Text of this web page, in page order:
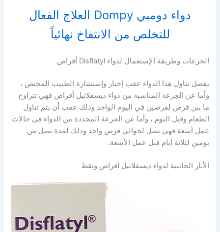
دواء دومبي Dompy العلاج الفعال
للتخلص من الانتفاخ نهائياً
الجرعات وطريقة الإستعمال لدواء Disflatyl أقراص
يفضل تناول هذا الدواء عقب إخبار وإستشارة الطبيب المختص ،
وأما عن الجرعة المناسبة من دواء ديسفلاتيل أقراص فهي تتراوح
ما بين قرص لقرصين في اليوم الواحد وذلك عقب أن يتم تناول
الطعام وقبل النوم ، وأما عن الجرعة المحددة من الدواء في حالات
عمل أشعة فهي تصل لحوالي قرص واحد وذلك لمدة تصل من
يومين لثلاثة أيام قبل عمل الأشعة.
الأثار الجانبية لدواء ديسفلاتيل أقراص ونقط